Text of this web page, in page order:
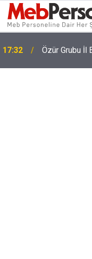
17:25
Tercihleri